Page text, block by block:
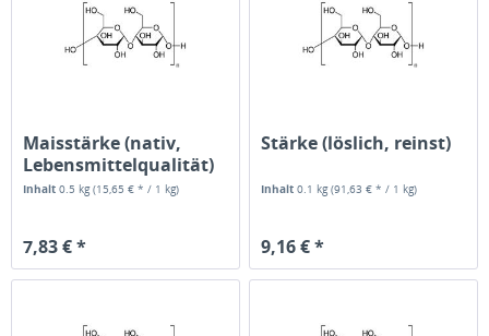
Maisstärke (nativ,
Lebensmittelqualität)
Inhalt0.5 kg(15,65 € * / 1 kg)
7,83 € *
Stärke (löslich, reinst)
Inhalt0.1 kg(91,63 € * / 1 kg)
9,16 € *